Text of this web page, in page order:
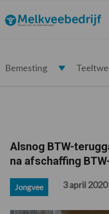
de
hoofdnavigatie
de
hoofd
de
eerste
de
voettekst
Melkveebedrijf.nl
Bemesting
Alsnog BTW-
na afschaffing
Jongvee 3 april 2020